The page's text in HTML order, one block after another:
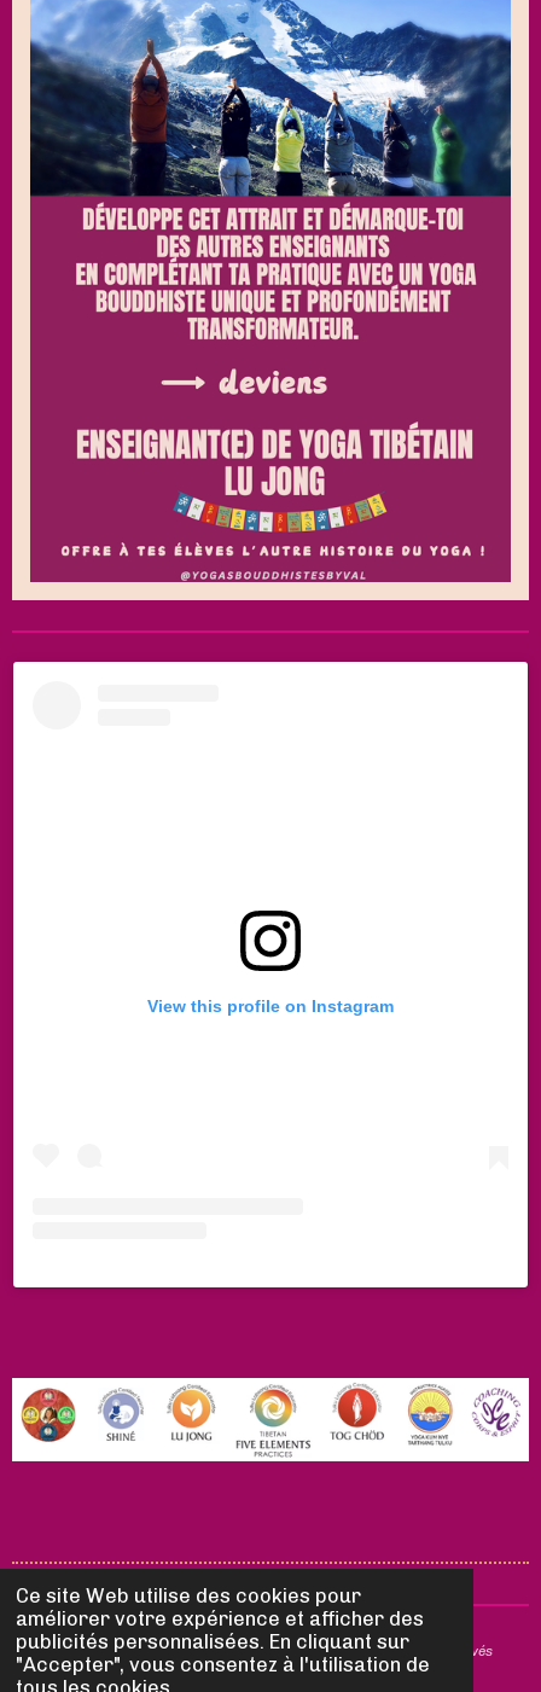
Ce site Web utilise des cookies pour
améliorer votre expérience et afficher des
publicités personnalisées. En cliquant sur
"Accepter", vous consentez à l'utilisation de
tous les cookies.
View this profile on Instagram
© 2025 Yogas Bouddhistes by Val - Tous droits de reproduction réservés